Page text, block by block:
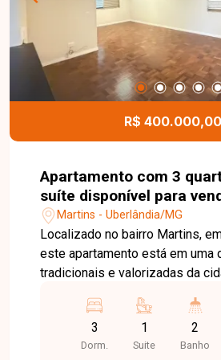
descontração. O apartamento
vagas de garagem. Uma excelente oportunidade
para quem busca espaço,
em uma localização
contato e agende sua visita
R$
Apartamento com 3
suíte disponível para
Martins em Uberlândia-
Martins - Uberlândia/MG
Localizado no bairro Martins,
este apartamento está em uma
tradicionais e valorizadas da
hospitais, supermercados,
serviços essenciais. O bairro
praticidade e qualidade de vida
3
Dorm.
1
Suite
2
Banho